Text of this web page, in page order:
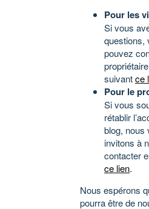
Pour les
Si vous
questions,
pouvez
suivantce
Pour le
Si vous
rétablir
blog, nous
invitons à
contacter
ce lien.
Nous espérons
pourra être de